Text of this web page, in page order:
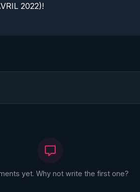
2022)!
yet. Why not write the first one?